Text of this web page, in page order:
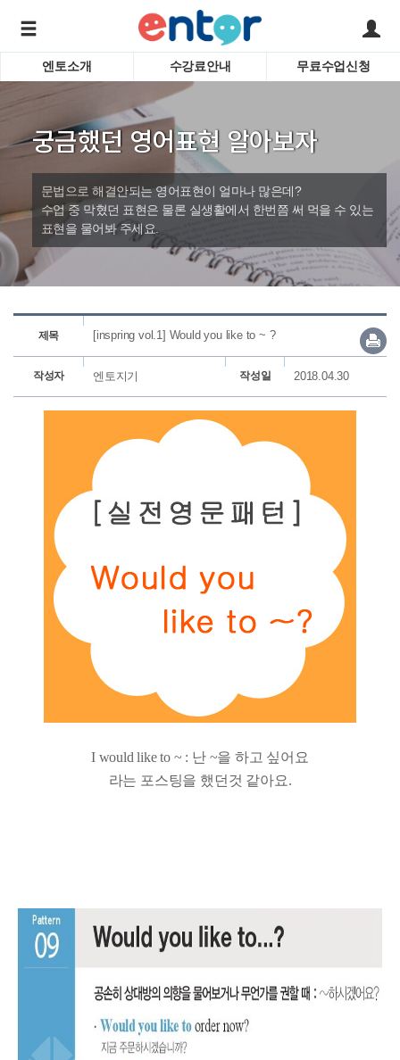
학습도우미 G1
바로가기
서비스안내
강사소개
회사소개
어린이
영자신
수업
엔토소개 수강료안내 무료수업신청
궁금했던 영어표현 알아보자
문법으로 해결안되는 영어표현이 얼마나 많은데?
수업 중 막혔던 표현은 물론 실생활에서 한번쯤 써 먹을 수 있는
표현을 물어봐 주세요.
제목 [inspring vol.1] Would you like to ~ ?
작성자 엔토지기 작성일 2018.04.30
I would like to ~ : 난 ~을 하고 싶어요
라는 포스팅을 했던것 같아요.